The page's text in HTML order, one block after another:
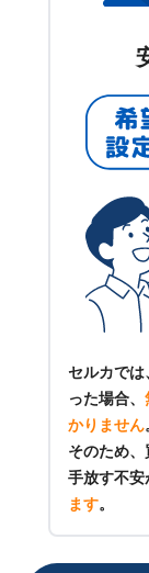
セルカでは
った場合、
かりません
そのため
手放す不安
ます。